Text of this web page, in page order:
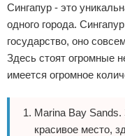
Сингапур - это
одного города.
государство, оно
Здесь стоят огромные
имеется огромное
Marina Bay
красивое место,